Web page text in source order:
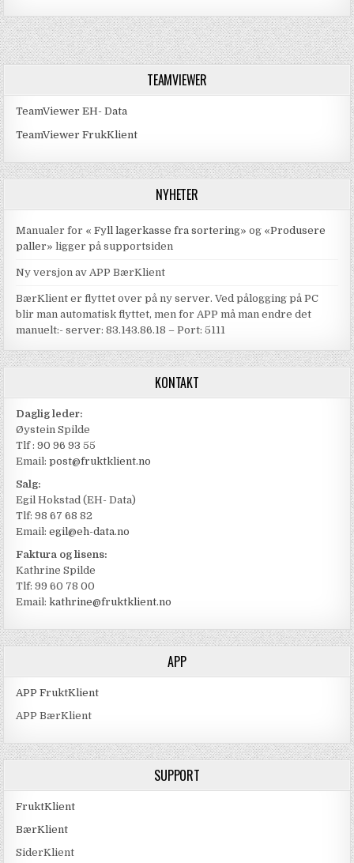
TEAMVIEWER
TeamViewer EH- Data
TeamViewer FrukKlient
NYHETER
Manualer for « Fyll lagerkasse fra sortering» og «Produsere
paller» ligger på supportsiden
Ny versjon av APP BærKlient
BærKlient er flyttet over på ny server. Ved pålogging på PC
blir man automatisk flyttet, men for APP må man endre det
manuelt:- server: 83.143.86.18 – Port: 5111
KONTAKT
Daglig leder:
Øystein Spilde
Tlf : 90 96 93 55
Email:post@fruktklient.no
Salg:
Egil Hokstad (EH- Data)
Tlf: 98 67 68 82
Email: egil@eh-data.no
Faktura og lisens:
Kathrine Spilde
Tlf: 99 60 78 00
Email:kathrine@fruktklient.no
APP
APP FruktKlient
APP BærKlient
SUPPORT
FruktKlient
BærKlient
SiderKlient